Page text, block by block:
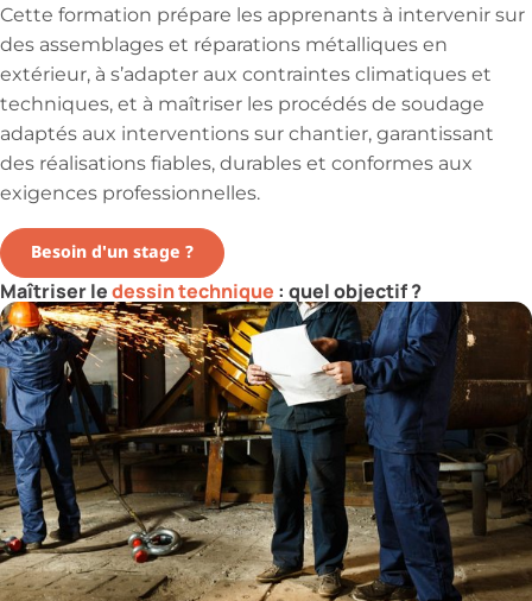
Cette formation prépare les apprenants à intervenir sur
des assemblages et réparations métalliques en
extérieur, à s’adapter aux contraintes climatiques et
techniques, et à maîtriser les procédés de soudage
adaptés aux interventions sur chantier, garantissant
des réalisations fiables, durables et conformes aux
exigences professionnelles.
Besoin d'un stage ?
Maîtriser ledessin technique : quel objectif ?